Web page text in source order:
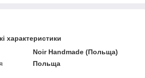
характеристики
Noir Handmade (Польща)
Польща